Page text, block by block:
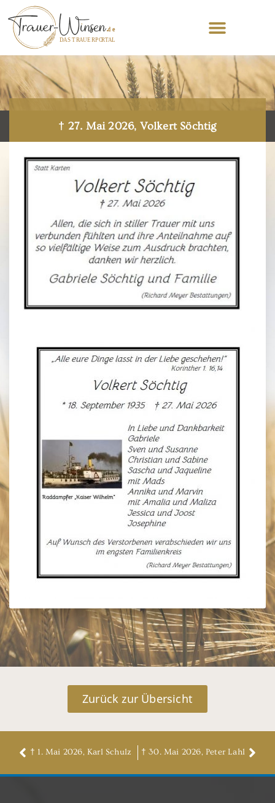
† 27. Mai 2026, Volkert Söchtig
Zurück zur Übersicht
† 1. Mai 2026, Karl Schulz † 30. Mai 2026, Peter Lahl